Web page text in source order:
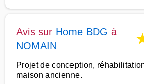
Avis sur Home BDG à
NOMAIN
Projet de conception,
maison ancienne.